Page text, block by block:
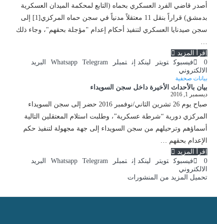
أصدر قاضي الفرد العسكري بحماه (التابع لمحكمة الميدان العسكرية
بدمشق) قراراً بنقل 11 معتقلاً مدنياً في سجن حماه المركزي[1] إلى
سجن صيدنايا العسكري لتنفيذ أحكام إعدام "مؤجلة بحقهم"، وجاء ذلك
…
إقرأ المزيد
0
فيسبوك تويتر لينكد إن تمبلر Whatsapp Telegram
البريد
الالكتروني
بيانات صحفية
بيان بالأحداث الأخيرة داخل سجن السويداء
ديسمبر 1, 2016
صباح يوم 26 تشرين الثاني/نوفمبر 2016 حضر إلى سجن السويداء
المركزي دورية “شرطة عسكرية”، وطلبت استلام المعتقلين التالية
أسماؤهم وترحيلهم من سجن السويداء إلى جهة مجهولة لتنفيذ حكم
الإعدام بحقهم …
إقرأ المزيد
0
فيسبوك تويتر لينكد إن تمبلر Whatsapp Telegram
البريد
الالكتروني
تحميل المزيد من المنشورات